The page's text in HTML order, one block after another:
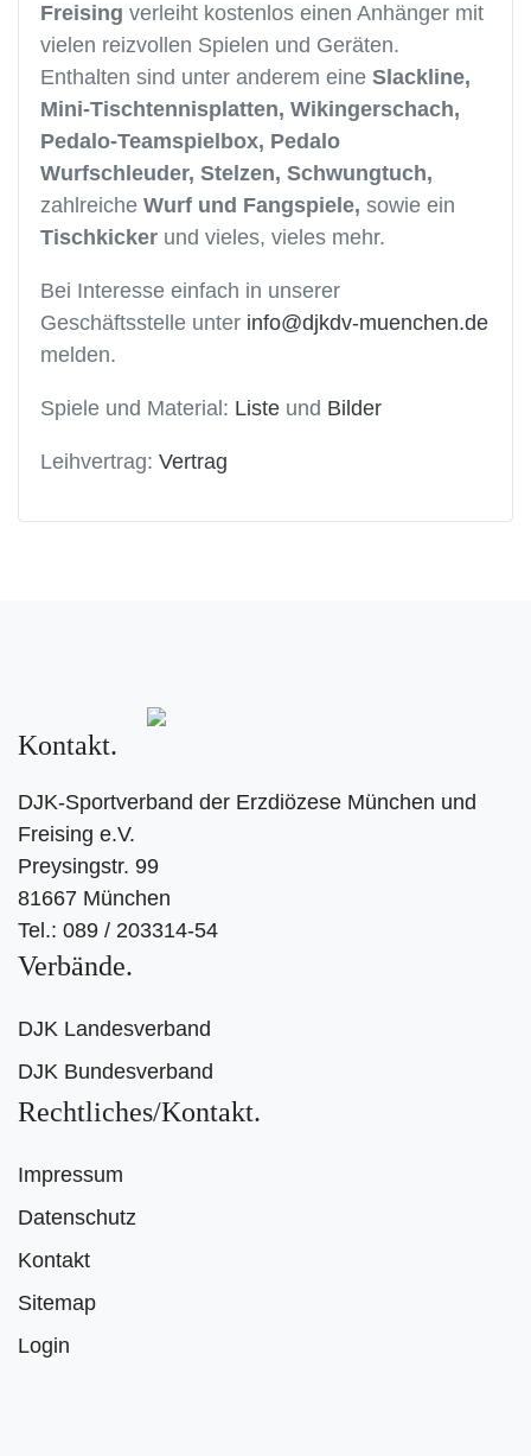
Freising verleiht kostenlos einen Anhänger mit
vielen reizvollen Spielen und Geräten.
Enthalten sind unter anderem eine Slackline,
Mini-Tischtennisplatten, Wikingerschach,
Pedalo-Teamspielbox, Pedalo
Wurfschleuder, Stelzen, Schwungtuch,
zahlreiche Wurf und Fangspiele, sowie ein
Tischkicker und vieles, vieles mehr.
Bei Interesse einfach in unserer
Geschäftsstelle unter info@djkdv-muenchen.de
melden.
Spiele und Material: Liste und Bilder
Leihvertrag: Vertrag
Kontakt
DJK-Sportverband der Erzdiözese München und
Freising e.V.
Preysingstr. 99
81667 München
Tel.: 089 / 203314-54
Verbände
DJK Landesverband
DJK Bundesverband
Rechtliches/Kontakt
Impressum
Datenschutz
Kontakt
Sitemap
Login